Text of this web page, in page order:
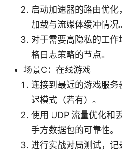
启动加速器的路由优
加载与流媒体缓冲情况。
对于需要高隐私的工
格日志策略的节点。
场景C：在线游戏
连接到最近的游戏服
迟模式（若有）。
使用 UDP 流量优化和
手方数据包的可靠性。
进行实战对局测试，